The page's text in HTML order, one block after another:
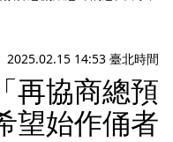
2025.02.15 14:53 臺北時間
再協商總預
始作俑者